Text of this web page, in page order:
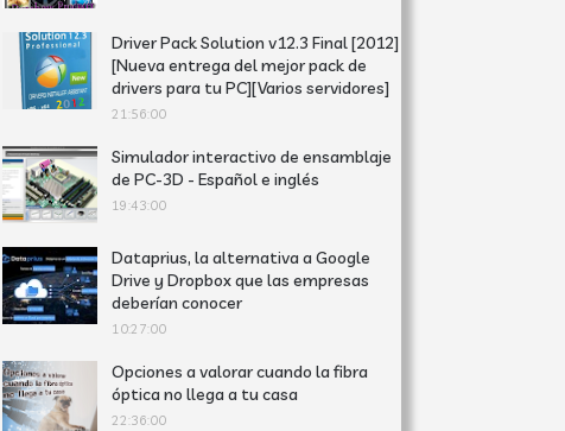
Driver Pack Solution v12.3 Final [2012]
[Nueva entrega del mejor pack de
drivers para tu PC][Varios servidores]
21:56:00
Simulador interactivo de ensamblaje
de PC-3D - Español e inglés
19:43:00
Dataprius, la alternativa a Google
Drive y Dropbox que las empresas
deberían conocer
10:27:00
Opciones a valorar cuando la fibra
óptica no llega a tu casa
22:36:00